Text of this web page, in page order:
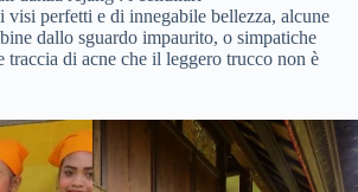
visi perfetti e di innegabile bellezza, alcune
dallo sguardo impaurito, o simpatiche
traccia di acne che il leggero trucco non è